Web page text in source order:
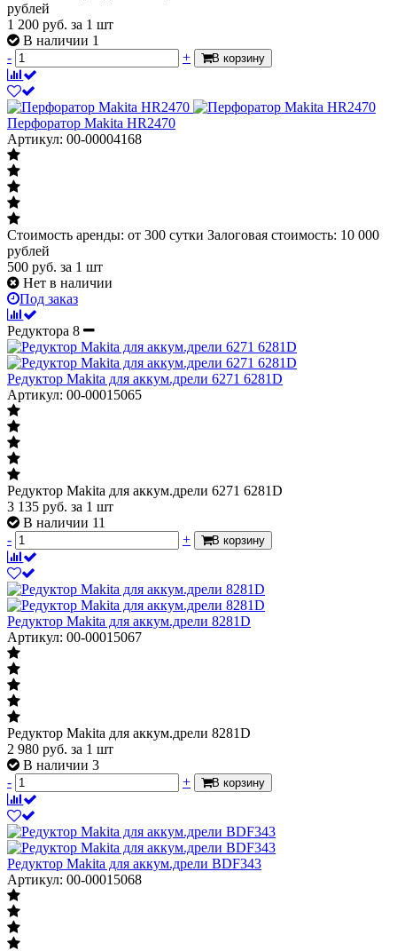
рублей
1 200 руб. за 1 шт
В наличии 1
-
+ В корзину
Перфоратор Makita HR2470
Артикул: 00-00004168
Стоимость аренды: от 300 сутки Залоговая стоимость: 10 000
рублей
500 руб. за 1 шт
Нет в наличии
Под заказ
Редуктора 8
Редуктор Makita для аккум.дрели 6271 6281D
Артикул: 00-00015065
Редуктор Makita для аккум.дрели 6271 6281D
3 135 руб. за 1 шт
В наличии 11
-
+ В корзину
Редуктор Makita для аккум.дрели 8281D
Артикул: 00-00015067
Редуктор Makita для аккум.дрели 8281D
2 980 руб. за 1 шт
В наличии 3
-
+ В корзину
Редуктор Makita для аккум.дрели BDF343
Артикул: 00-00015068